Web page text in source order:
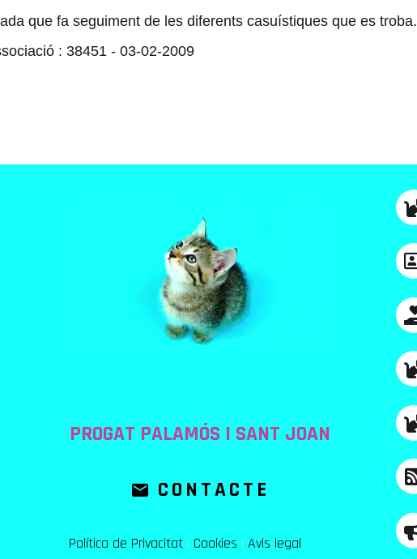
que fa seguiment de les diferents casuístiques que es troba.
: 38451 - 03-02-2009
PROGAT PALAMÓS I SANT JOAN
CONTACTE
Política de Privacitat | Cookies |Avis legal